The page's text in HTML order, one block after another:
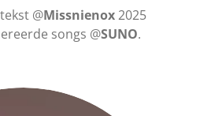
u
t
@Missnienox2025
songs @SUNO.